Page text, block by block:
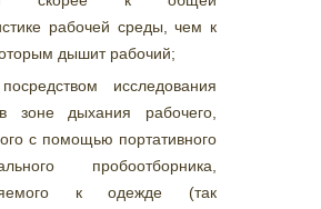
рабочей среды, чем к
дышит рабочий;
исследования
зоне дыхания рабочего,
с помощью портативного
пробоотборника,
к одежде (так